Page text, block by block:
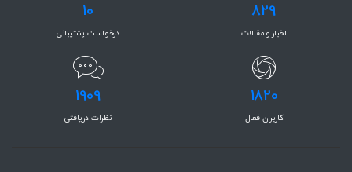
829
اخبار و مقالات
10
درخواست پشتیبانی
1820
کاربران فعال
1909
نظرات دریافتی